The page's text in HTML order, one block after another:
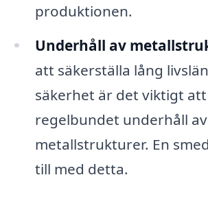
produktionen.
Underhåll av
att säkerställa lång
säkerhet är det viktigt
regelbundet underhåll av
metallstrukturer. En
till med detta.